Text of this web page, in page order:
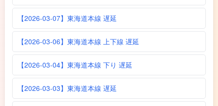
【2026-03-07】東海道本線 遅延
【2026-03-06】東海道本線 上下線 遅延
【2026-03-04】東海道本線 下り 遅延
【2026-03-03】東海道本線 遅延